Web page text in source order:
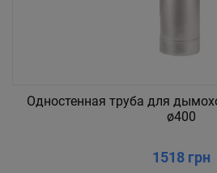
Одностенная труба для
ø400
1518 грн